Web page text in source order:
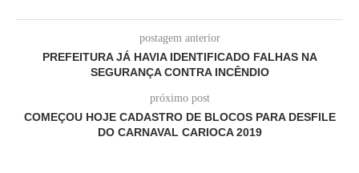
postagem anterior
PREFEITURA JÁ HAVIA IDENTIFICADO FALHAS NA
SEGURANÇA CONTRA INCÊNDIO
próximo post
COMEÇOU HOJE CADASTRO DE BLOCOS PARA DESFILE
DO CARNAVAL CARIOCA 2019